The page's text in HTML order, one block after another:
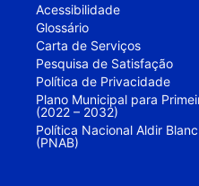
Acessibilidade
Glossário
Carta de Serviços
Pesquisa de Satisfação
Política de Privacidade
Plano Municipal para
(2022 – 2032)
Política Nacional Aldir
(PNAB)